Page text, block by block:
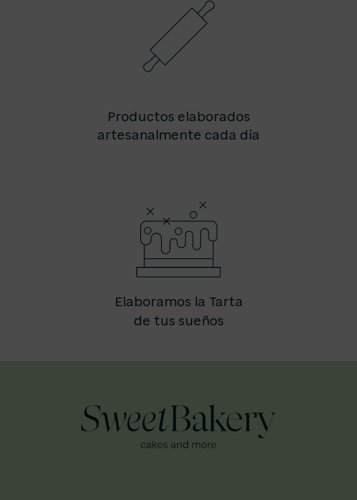
Productos elaborados
artesanalmente cada día
Elaboramos la Tarta
de tus sueños